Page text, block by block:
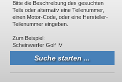
Bitte die Beschreibung des gesuchten
Teils oder alternativ eine Teilenummer,
einen Motor-Code, oder eine Hersteller-
Teilenummer eingeben.
Zum Beispiel:
Scheinwerfer Golf IV